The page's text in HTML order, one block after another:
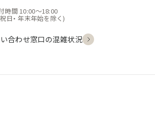
時間 10:00〜18:00
日・ 年末年始を除く)
合わせ窓口の混雑状況